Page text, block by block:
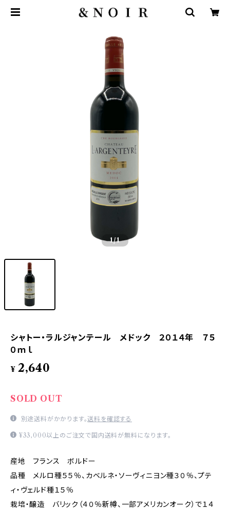
1/1
シャトー・ラルジャンテール メドック ２０１４年 ７５
０ｍｌ
¥ 2,640
SOLD OUT
別途送料がかかります。送料を確認する
¥33,000以上のご注文で国内送料が無料になります。
産地 フランス ボルドー
品種 メルロ種５５％、カベルネ・ソーヴィニヨン種３０％、プテ
ィ・ヴェルド種１５％
栽培・醸造 バリック（４０％新樽、一部アメリカンオーク）で１４